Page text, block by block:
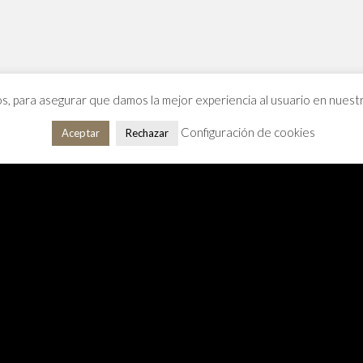
para asegurar que damos la mejor experiencia al usuario en
Aceptar Rechazar Configuración de cookies